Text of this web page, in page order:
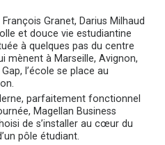
Granet, Darius Milhaud
et douce vie estudiantine
à quelques pas du centre
mènent à Marseille, Avignon,
l’école se place au
parfaitement fonctionnel
Magellan Business
de s’installer au cœur du
pôle étudiant.